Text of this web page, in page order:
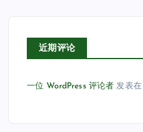
近期评论
一位 WordPress 评论者 发表